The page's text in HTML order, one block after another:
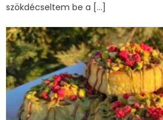
szökdécseltem be a […]